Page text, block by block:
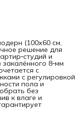
(100х60 см,
решение для
и
8‑мм
с
с регулировкой
пола и
без
к влаге и